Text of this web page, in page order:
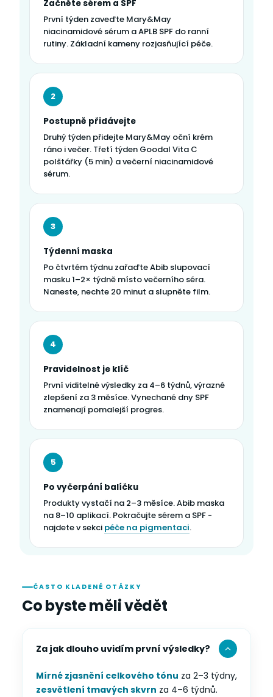
Začněte sérem a SPF
První týden zaveďte Mary&May
niacinamidové sérum a APLB SPF do ranní
rutiny. Základní kameny rozjasňující péče.
2
Postupně přidávejte
Druhý týden přidejte Mary&May oční krém
ráno i večer. Třetí týden Goodal Vita C
polštářky (5 min) a večerní niacinamidové
sérum.
3
Týdenní maska
Po čtvrtém týdnu zařaďte Abib slupovací
masku 1–2× týdně místo večerního séra.
Naneste, nechte 20 minut a slupněte film.
4
Pravidelnost je klíč
První viditelné výsledky za 4–6 týdnů, výrazné
zlepšení za 3 měsíce. Vynechané dny SPF
znamenají pomalejší progres.
5
Po vyčerpání balíčku
Produkty vystačí na 2–3 měsíce. Abib maska
na 8–10 aplikací. Pokračujte sérem a SPF -
najdete v sekci péče na pigmentaci.
ČASTO KLADENÉ OTÁZKY
Co byste měli vědět
Za jak dlouho uvidím první výsledky?
Mírné zjasnění celkového tónu za 2–3 týdny,
zesvětlení tmavých skvrn za 4–6 týdnů.